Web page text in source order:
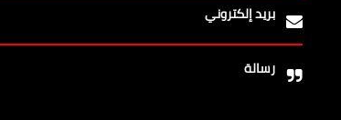
بريد إلكتروني
رسالة